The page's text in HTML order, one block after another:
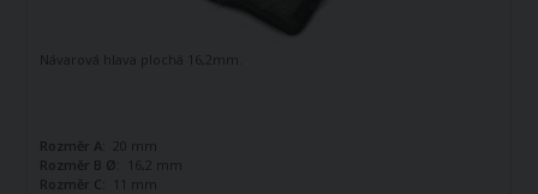
Návarová hlava plochá 16,2mm.
Rozměr A:
20 mm
Rozměr B Ø:
16,2 mm
Rozměr C:
11 mm